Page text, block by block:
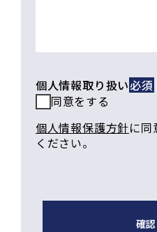
個人情報取り扱い
同意をする
個人情報保護方針に同
ください。
確